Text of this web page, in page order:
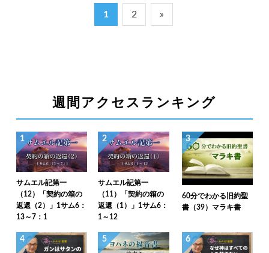
1 2 »
週間アクセスランキング
1
サムエル記第一
（12）「契約の箱の
返還（2）」1サム6：
13～7：1
2
サムエル記第一
（11）「契約の箱の
返還（1）」1サム6：
1～12
3
60分でわかる旧約聖
書（39）マラキ書
4 5 6